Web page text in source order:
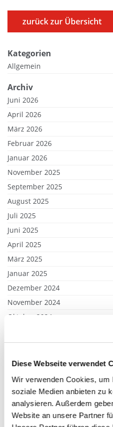
Diese Webseite verwendet
Wir verwenden Cookies, um
soziale Medien anbieten zu
analysieren. Außerdem
Website an unsere Partner
Kategorien
Allgemein
Archiv
Juni 2026
April 2026
März 2026
Februar 2026
Januar 2026
November 2025
September 2025
August 2025
Juli 2025
Juni 2025
April 2025
März 2025
Januar 2025
Dezember 2024
November 2024
Oktober 2024
März 2024
Februar 2024
Januar 2024
Dezember 2023
November 2023
Oktober 2023
zurück zur Übersicht